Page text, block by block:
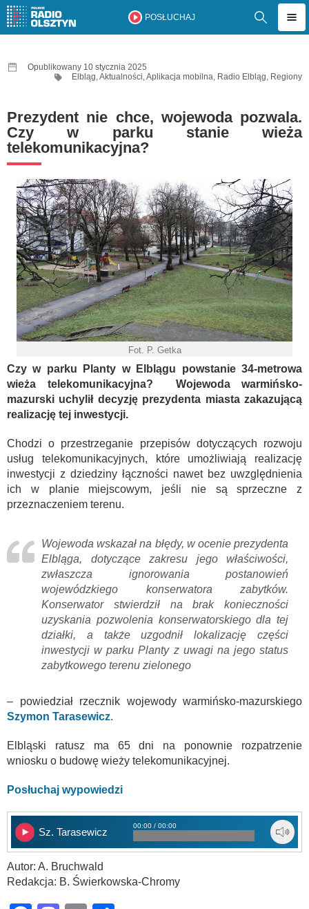
POSŁUCHAJ
Opublikowany 10 stycznia 2025
Elbląg,Aktualności,Aplikacja mobilna, Radio Elbląg, Regiony
Prezydent nie chce, wojewoda pozwala.
Czy w parku stanie wieża
telekomunikacyjna?
Fot. P. Getka
Czy w parku Planty w Elblągu powstanie 34-metrowa
wieża telekomunikacyjna? Wojewoda warmińsko-
mazurski uchylił decyzję prezydenta miasta zakazującą
realizację tej inwestycji.
Chodzi o przestrzeganie przepisów dotyczących rozwoju
usług telekomunikacyjnych, które umożliwiają realizację
inwestycji z dziedziny łączności nawet bez uwzględnienia
ich w planie miejscowym, jeśli nie są sprzeczne z
przeznaczeniem terenu.
Wojewoda wskazał na błędy, w ocenie prezydenta
Elbląga, dotyczące zakresu jego właściwości,
zwłaszcza ignorowania postanowień
wojewódzkiego konserwatora zabytków.
Konserwator stwierdził na brak konieczności
uzyskania pozwolenia konserwatorskiego dla tej
działki, a także uzgodnił lokalizację części
inwestycji w parku Planty z uwagi na jego status
zabytkowego terenu zielonego
– powiedział rzecznik wojewody warmińsko-mazurskiego
Szymon Tarasewicz.
Elbląski ratusz ma 65 dni na ponownie rozpatrzenie
wniosku o budowę wieży telekomunikacyjnej.
Posłuchaj wypowiedzi
Sz. Tarasewicz
00:00 / 00:00
Autor: A. Bruchwald
Redakcja: B. Świerkowska-Chromy